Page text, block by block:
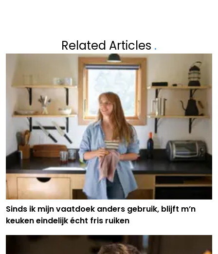
Related Articles .
Sinds ik mijn vaatdoek anders gebruik, blijft m’n
keuken eindelijk écht fris ruiken